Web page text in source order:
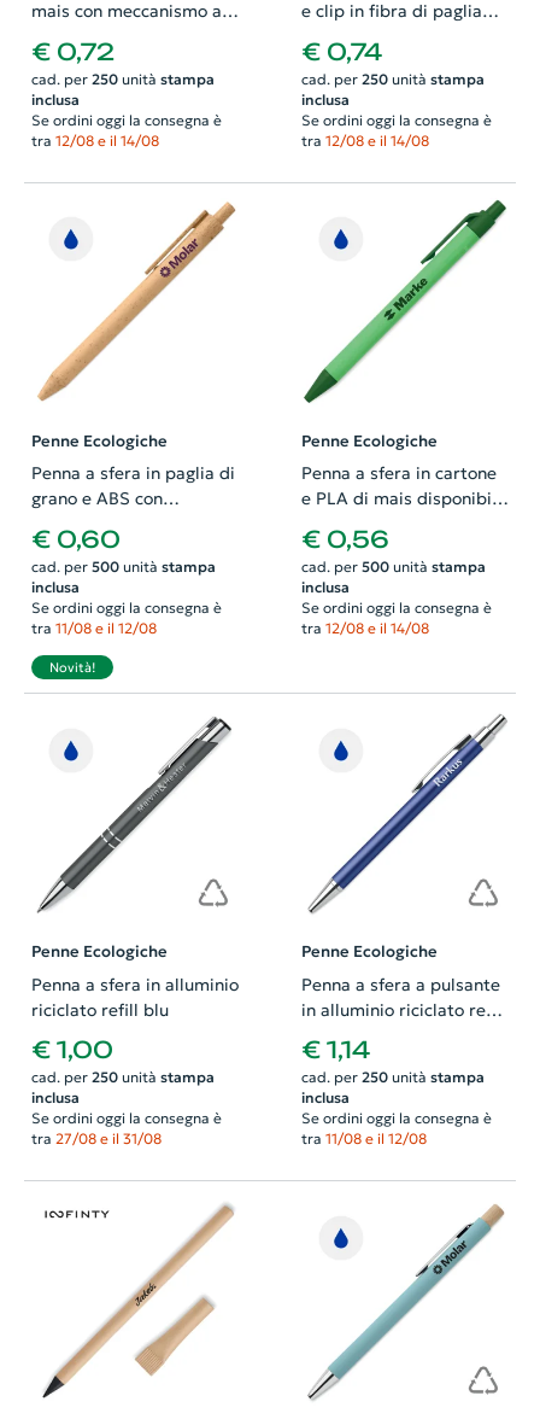
mais con meccanismo a
€ 0,72
cad. per 250unità stampa
inclusa
Se ordini oggi la consegna è
tra 12/08 e il 14/08
e clip in fibra di paglia
a scatto e refill blu
€ 0,74
cad. per 250unità stampa
inclusa
Se ordini oggi la consegna è
tra 12/08 e il 14/08
Penne Ecologiche
Penna a sfera in paglia di
grano e ABS con
refill blu
€ 0,60
cad. per 500unità stampa
inclusa
Se ordini oggi la consegna è
tra 11/08 e il 12/08
Novità!
Penne Ecologiche
Penna a sfera in cartone
e PLA di mais disponibile
meccanismo a scatto e
refill blu
€ 0,56
cad. per 500unità stampa
inclusa
Se ordini oggi la consegna è
tra 12/08 e il 14/08
Penne Ecologiche
Penna a sfera in alluminio
riciclato refill blu
€ 1,00
cad. per 250unità stampa
inclusa
Se ordini oggi la consegna è
tra 27/08 e il 31/08
Penne Ecologiche
Penna a sfera a pulsante
in alluminio riciclato refill
blu
€ 1,14
cad. per 250unità stampa
inclusa
Se ordini oggi la consegna è
tra 11/08 e il 12/08